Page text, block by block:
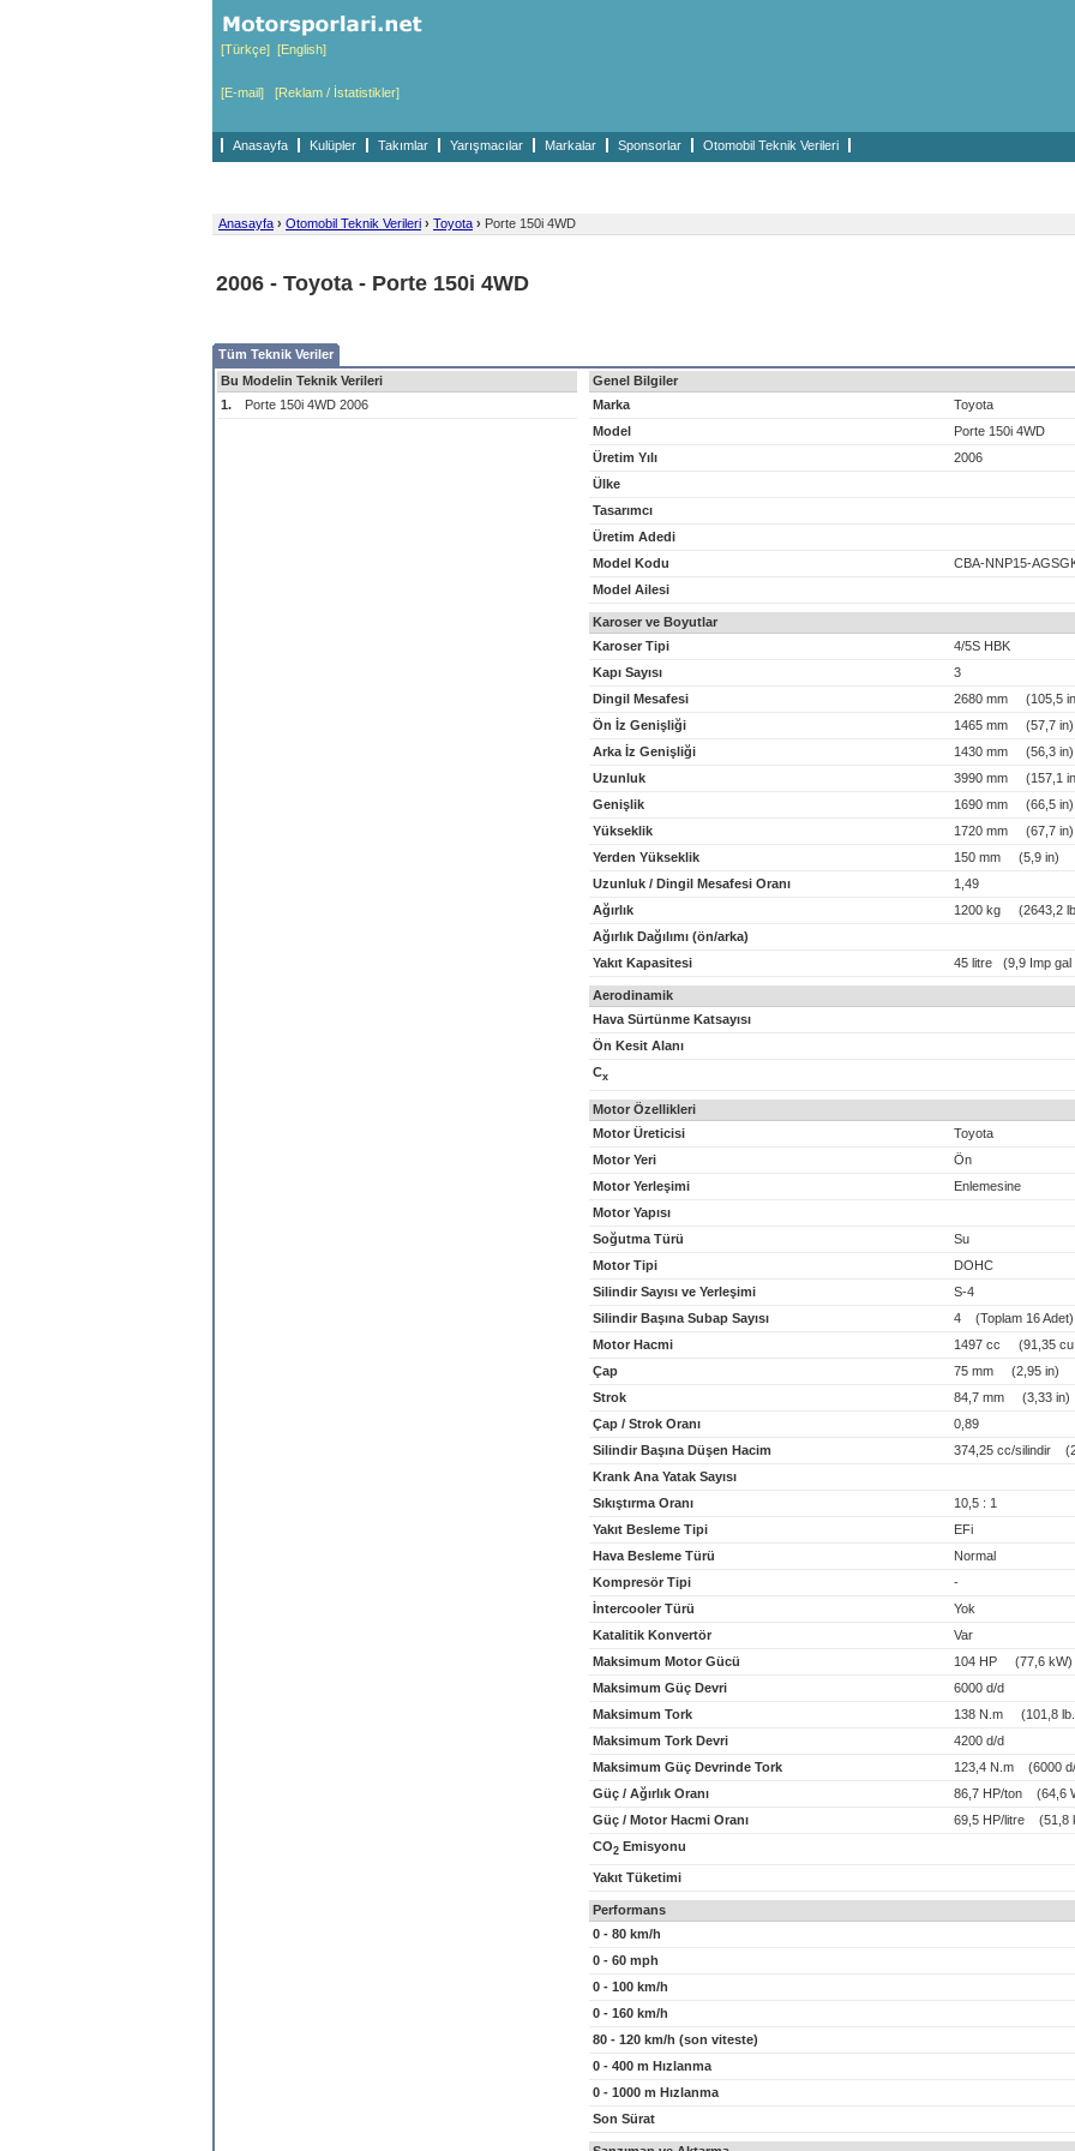
[Türkçe] [English]
[E-mail] [Reklam / İstatistikler]
Anasayfa Kulüpler Takımlar Yarışmacılar Markalar Sponsorlar Otomobil Teknik Verileri
Anasayfa › Otomobil Teknik Verileri › Toyota › Porte 150i 4WD
2006 - Toyota - Porte 150i 4WD
Tüm Teknik Veriler
Bu Modelin Teknik Verileri
1.
Porte 150i 4WD 2006
Genel Bilgiler
Marka
Toyota
Model
Porte 150i 4WD
Üretim Yılı
2006
Ülke
Tasarımcı
Üretim Adedi
Model Kodu
CBA-NNP15-
Model Ailesi
Karoser ve Boyutlar
Karoser Tipi
4/5S HBK
Kapı Sayısı
3
Dingil Mesafesi
2680 mm (105,5
Ön İz Genişliği
1465 mm (57,7 in)
Arka İz Genişliği
1430 mm (56,3 in)
Uzunluk
3990 mm (157,1
Genişlik
1690 mm (66,5 in)
Yükseklik
1720 mm (67,7 in)
Yerden Yükseklik
150 mm (5,9 in)
Uzunluk / Dingil Mesafesi Oranı
1,49
Ağırlık
1200 kg (2643,2
Ağırlık Dağılımı (ön/arka)
Yakıt Kapasitesi
45 litre (9,9 Imp gal
Aerodinamik
Hava Sürtünme Katsayısı
Ön Kesit Alanı
Cx
Motor Özellikleri
Motor Üreticisi
Toyota
Motor Yeri
Ön
Motor Yerleşimi
Enlemesine
Motor Yapısı
Soğutma Türü
Su
Motor Tipi
DOHC
Silindir Sayısı ve Yerleşimi
S-4
Silindir Başına Subap Sayısı
4 (Toplam 16 Adet)
Motor Hacmi
1497 cc (91,35 cu
Çap
75 mm (2,95 in)
Strok
84,7 mm (3,33 in)
Çap / Strok Oranı
0,89
Silindir Başına Düşen Hacim
374,25 cc/silindir
Krank Ana Yatak Sayısı
Sıkıştırma Oranı
10,5 : 1
Yakıt Besleme Tipi
EFi
Hava Besleme Türü
Normal
Kompresör Tipi
-
İntercooler Türü
Yok
Katalitik Konvertör
Var
Maksimum Motor Gücü
104 HP (77,6 kW)
Maksimum Güç Devri
6000 d/d
Maksimum Tork
138 N.m (101,8
Maksimum Tork Devri
4200 d/d
Maksimum Güç Devrinde Tork
123,4 N.m (6000
Güç / Ağırlık Oranı
86,7 HP/ton (64,6
Güç / Motor Hacmi Oranı
69,5 HP/litre (51,8
CO2 Emisyonu
Yakıt Tüketimi
Performans
0 - 80 km/h
0 - 60 mph
0 - 100 km/h
0 - 160 km/h
80 - 120 km/h (son viteste)
0 - 400 m Hızlanma
0 - 1000 m Hızlanma
Son Sürat